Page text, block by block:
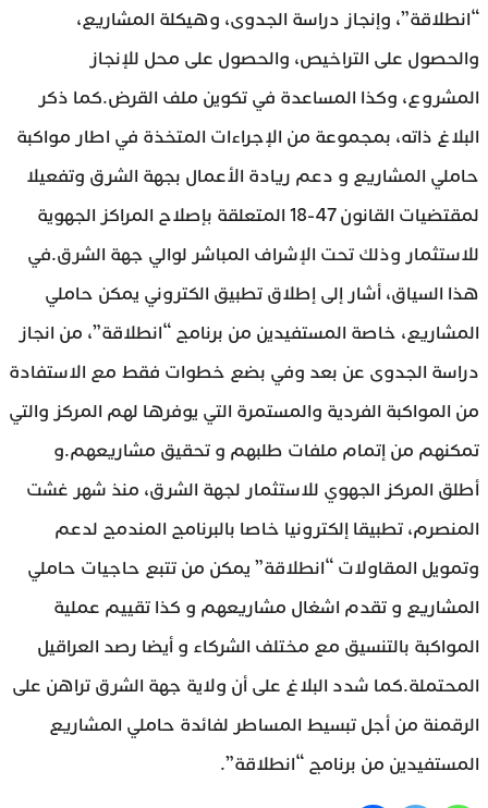
“انطلاقة”، وإنجاز دراسة الجدوى، وهيكلة المشاريع،
والحصول على التراخيص، والحصول على محل للإنجاز
المشروع، وكذا المساعدة في تكوين ملف القرض.كما ذكر
البلاغ ذاته، بمجموعة من الإجراءات المتخذة في اطار مواكبة
حاملي المشاريع و دعم ريادة الأعمال بجهة الشرق وتفعيلا
لمقتضيات القانون 47-18 المتعلقة بإصلاح المراكز الجهوية
للاستثمار وذلك تحت الإشراف المباشر لوالي جهة الشرق.في
هذا السياق، أشار إلى إطلاق تطبيق الكتروني يمكن حاملي
المشاريع، خاصة المستفيدين من برنامج “انطلاقة”، من انجاز
دراسة الجدوى عن بعد وفي بضع خطوات فقط مع الاستفادة
من المواكبة الفردية والمستمرة التي يوفرها لهم المركز والتي
تمكنهم من إتمام ملفات طلبهم و تحقيق مشاريعهم.و
أطلق المركز الجهوي للاستثمار لجهة الشرق، منذ شهر غشت
المنصرم، تطبيقا إلكترونيا خاصا بالبرنامج المندمج لدعم
وتمويل المقاولات “انطلاقة” يمكن من تتبع حاجيات حاملي
المشاريع و تقدم اشغال مشاريعهم و كذا تقييم عملية
المواكبة بالتنسيق مع مختلف الشركاء و أيضا رصد العراقيل
المحتملة.كما شدد البلاغ على أن ولاية جهة الشرق تراهن على
الرقمنة من أجل تبسيط المساطر لفائدة حاملي المشاريع
المستفيدين من برنامج “انطلاقة”.